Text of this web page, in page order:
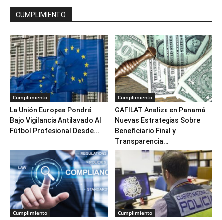
CUMPLIMIENTO
Cumplimiento
La Unión Europea Pondrá
Bajo Vigilancia Antilavado Al
Fútbol Profesional Desde...
Cumplimiento
GAFILAT Analiza en Panamá
Nuevas Estrategias Sobre
Beneficiario Final y
Transparencia...
Cumplimiento Cumplimiento